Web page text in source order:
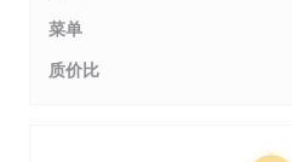
菜单
质价比